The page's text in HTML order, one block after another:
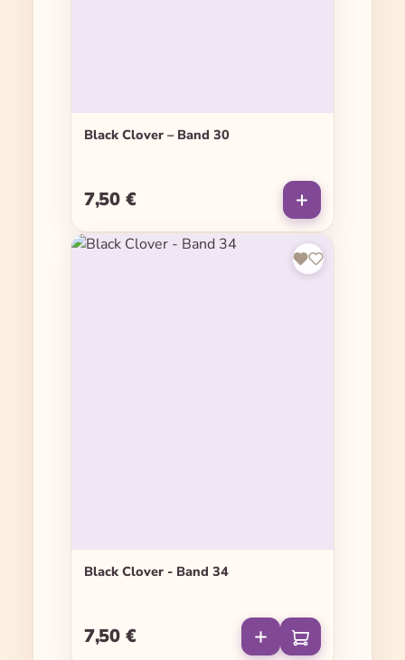
Black Clover – Band 30
Regulärer Preis:
7,50 €
Black Clover - Band 34
Regulärer Preis:
7,50 €